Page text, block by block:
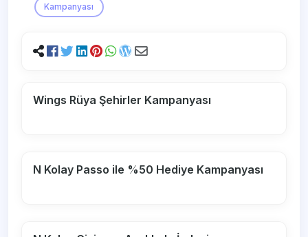
Kampanyası
Wings Rüya Şehirler Kampanyası
N Kolay Passo ile %50 Hediye Kampanyası